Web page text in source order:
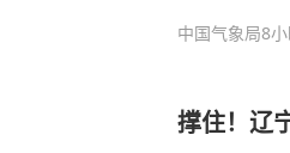
中国气象局8
撑住！辽